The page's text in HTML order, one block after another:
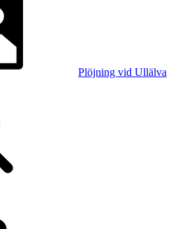
Plöjning vid Ullälva